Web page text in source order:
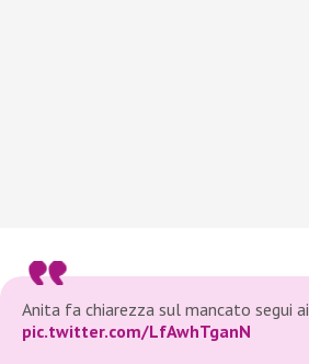
Anita fa chiarezza sul mancato segui
pic.twitter.com/LfAwhTganN